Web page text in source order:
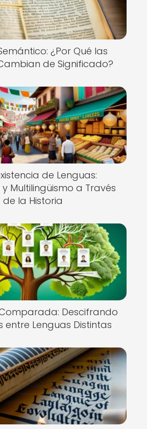
¿Por Qué las
de Significado?
de Lenguas:
y Multilingüismo a Través
de la Historia
Descifrando
entre Lenguas Distintas